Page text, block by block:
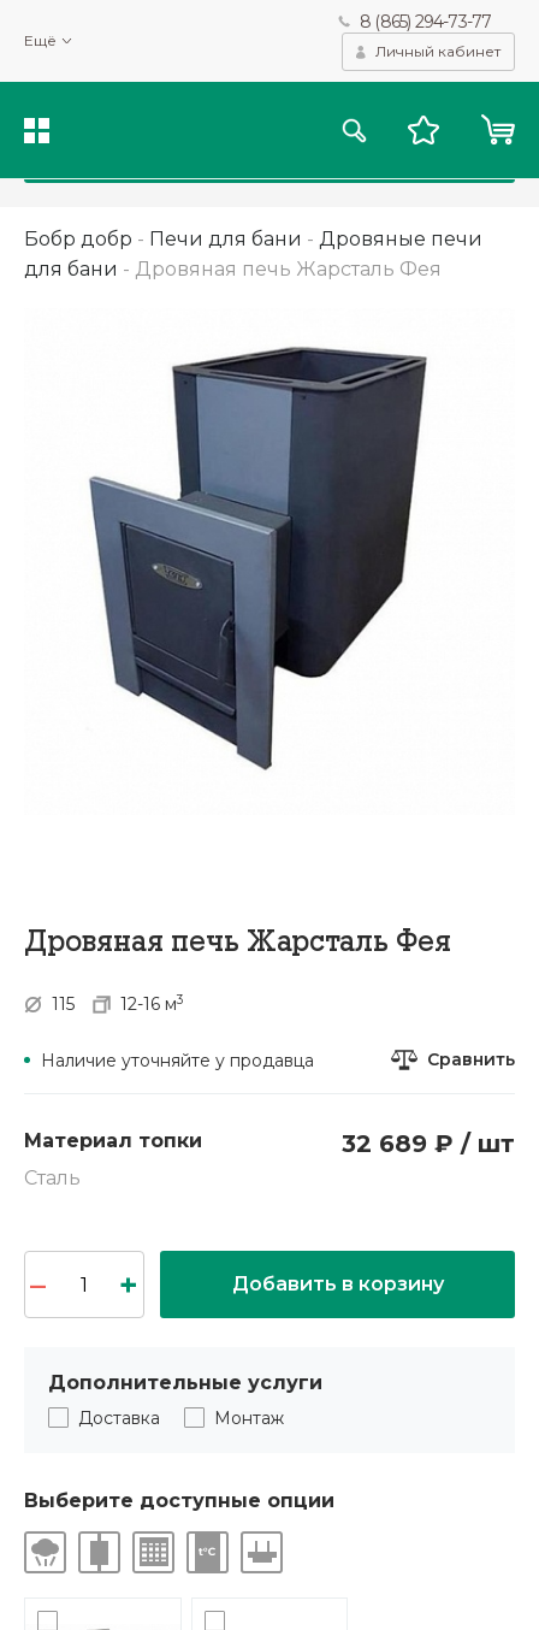
Ещё
8 (865) 294-73-77
Личный кабинет
Бобр добр - Печи для бани - Дровяные печи
для бани - Дровяная печь Жарсталь Фея
Дровяная печь Жарсталь Фея
115 12-16 м3
Наличие уточняйте у продавца Сравнить
Материал топки
Сталь
32 689 ₽ / шт
Добавить в корзину
Дополнительные услуги
Доставка Монтаж
Выберите доступные опции
Мы используем файлы cookie и другие подобные технологии
для получения данных с целью сбора статистики, повышения
качества рекомендаций и предоставления вам возможности
персонализированного просмотра.Подробнее